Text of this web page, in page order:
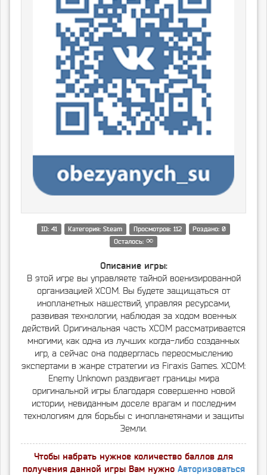
ID: 41 Категория: Steam Просмотров: 112
Роздано: 0
Осталось: ∞
Описание игры:
В этой игре вы управляете тайной военизированной
организацией XCOM. Вы будете защищаться от
инопланетных нашествий, управляя ресурсами,
развивая технологии, наблюдая за ходом военных
действий. Оригинальная часть XCOM рассматривается
многими, как одна из лучших когда-либо созданных
игр, а сейчас она подверглась переосмыслению
экспертами в жанре стратегии из Firaxis Games. XCOM:
Enemy Unknown раздвигает границы мира
оригинальной игры благодаря совершенно новой
истории, невиданным доселе врагам и последним
технологиям для борьбы с инопланетянами и защиты
Земли.
Чтобы набрать нужное количество баллов для
получения данной игры Вам нужно Авторизоваться